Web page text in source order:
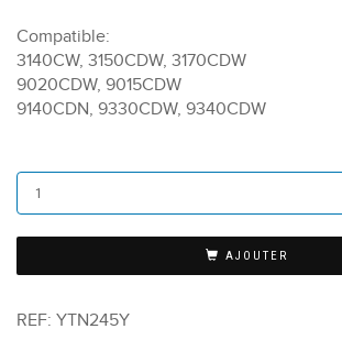
Compatible:
3140CW, 3150CDW, 3170CDW
9020CDW, 9015CDW
9140CDN, 9330CDW, 9340CDW
AJOUTER
REF: YTN245Y